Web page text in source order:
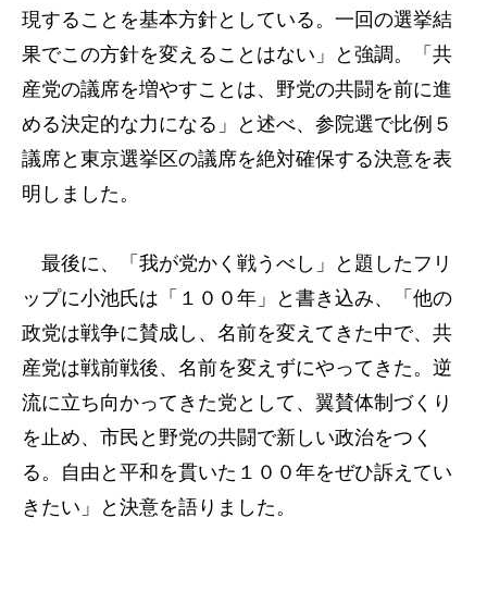
現することを基本方針としている。一回の選挙結
果でこの方針を変えることはない」と強調。「共
産党の議席を増やすことは、野党の共闘を前に進
める決定的な力になる」と述べ、参院選で比例５
議席と東京選挙区の議席を絶対確保する決意を表
明しました。
最後に、「我が党かく戦うべし」と題したフリ
ップに小池氏は「１００年」と書き込み、「他の
政党は戦争に賛成し、名前を変えてきた中で、共
産党は戦前戦後、名前を変えずにやってきた。逆
流に立ち向かってきた党として、翼賛体制づくり
を止め、市民と野党の共闘で新しい政治をつく
る。自由と平和を貫いた１００年をぜひ訴えてい
きたい」と決意を語りました。